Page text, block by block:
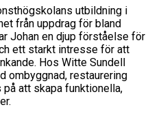
utbildning i
från uppdrag för bland
Johan en djup förståelse för
ett starkt intresse för att
Hos Witte Sundell
ombyggnad, restaurering
att skapa funktionella,